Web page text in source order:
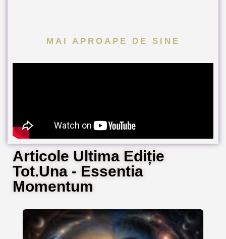
MAI APROAPE DE SINE
Articole Ultima Ediție
Tot.Una - Essentia
Momentum